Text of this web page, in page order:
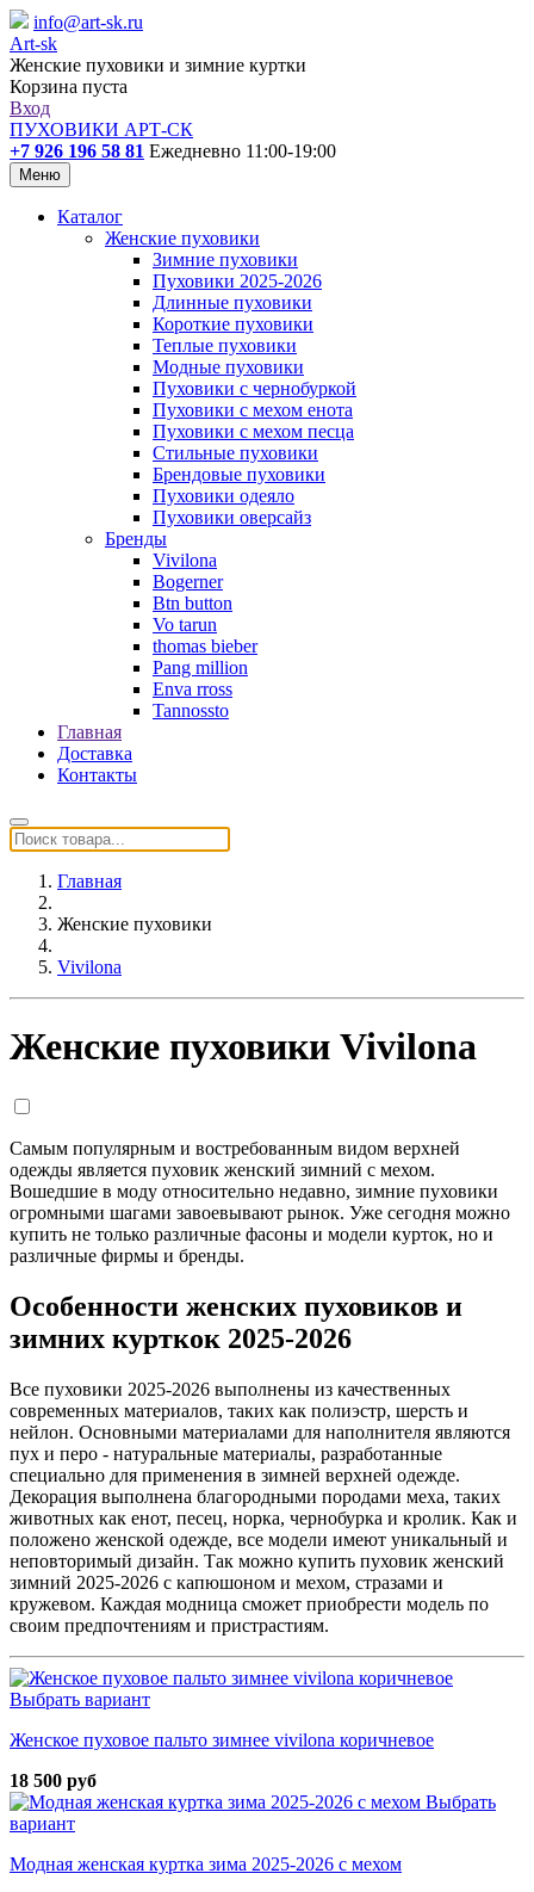
info@art-sk.ru
Art-sk
Женские пуховики и зимние куртки
Корзина пуста
Вход
ПУХОВИКИ АРТ-СК
+7 926 196 58 81 Ежедневно 11:00-19:00
Меню
Каталог
Женские пуховики
Зимние пуховики
Пуховики 2025-2026
Длинные пуховики
Короткие пуховики
Теплые пуховики
Модные пуховики
Пуховики с чернобуркой
Пуховики с мехом енота
Пуховики с мехом песца
Стильные пуховики
Брендовые пуховики
Пуховики одеяло
Пуховики оверсайз
Бренды
Vivilona
Bogerner
Btn button
Vo tarun
thomas bieber
Pang million
Enva rross
Tannossto
Главная
Доставка
Контакты
Главная
Женские пуховики
Vivilona
Женские пуховики Vivilona
Самым популярным и востребованным видом верхней
одежды является пуховик женский зимний с мехом.
Вошедшие в моду относительно недавно, зимние пуховики
огромными шагами завоевывают рынок. Уже сегодня можно
купить не только различные фасоны и модели курток, но и
различные фирмы и бренды.
Особенности женских пуховиков и
зимних курткок 2025-2026
Все пуховики 2025-2026 выполнены из качественных
современных материалов, таких как полиэстр, шерсть и
нейлон. Основными материалами для наполнителя являются
пух и перо - натуральные материалы, разработанные
специально для применения в зимней верхней одежде.
Декорация выполнена благородными породами меха, таких
животных как енот, песец, норка, чернобурка и кролик. Как и
положено женской одежде, все модели имеют уникальный и
неповторимый дизайн. Так можно купить пуховик женский
зимний 2025-2026 с капюшоном и мехом, стразами и
кружевом. Каждая модница сможет приобрести модель по
своим предпочтениям и пристрастиям.
Выбрать вариант
Женское пуховое пальто зимнее vivilona коричневое
18 500 руб
Выбрать
вариант
Модная женская куртка зима 2025-2026 с мехом